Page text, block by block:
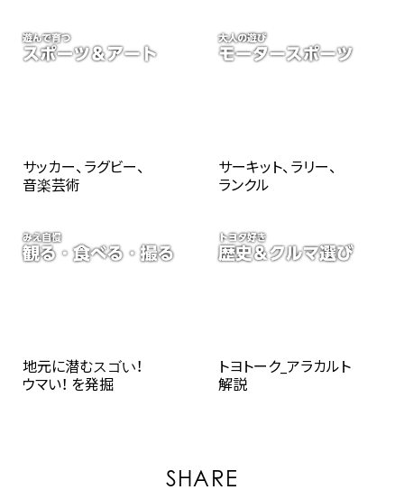
サッカー、ラグビー、
音楽芸術
サーキット、ラリー、
ランクル
地元に潜むスゴい！
ウマい！ を発掘
トヨトーク_アラカルト
解説
SHARE